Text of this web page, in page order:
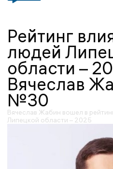
Рейтинг
людей
области –
Вячеслав
№30
Вячеслав Жабин вошел в
Липецкой области – 2025